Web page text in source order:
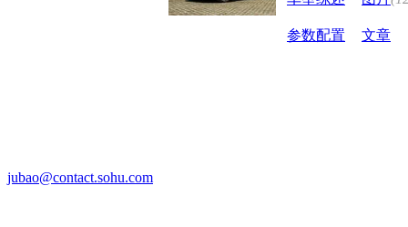
参数配置 文章
jubao@contact.sohu.com